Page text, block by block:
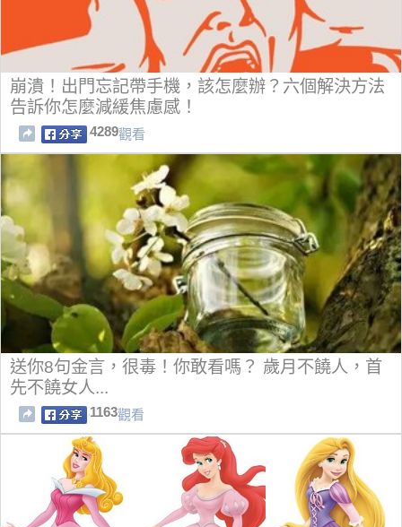
崩潰！出門忘記帶手機，該怎麼辦？六個解決方法
告訴你怎麼減緩焦慮感！
4289觀看
送你8句金言，很毒！你敢看嗎？ 歲月不饒人，首
先不饒女人...
1163觀看